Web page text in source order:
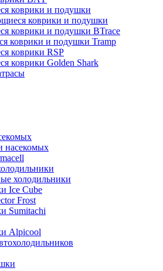
коврики и подушки
коврики и подушки
коврики и подушки BTrace
коврики и подушки Tramp
коврики RSP
коврики Golden Shark
насекомых
холодильники
Ice Cube
Frost
Sumitachi
Alpicool